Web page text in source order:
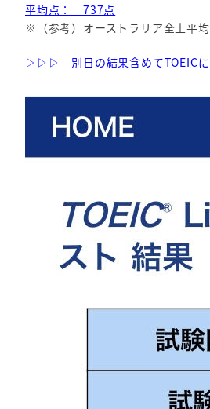
平均点： 737点
※（参考）オーストラリア全土平
▷▷▷ 別日の結果含めてTOEIC